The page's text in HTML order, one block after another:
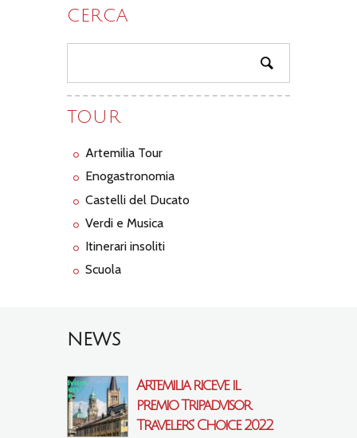
CERCA
TOUR
Artemilia Tour
Enogastronomia
Castelli del Ducato
Verdi e Musica
Itinerari insoliti
Scuola
NEWS
Artemilia riceve il
premio Tripadvisor
Travelers’ Choice 2022